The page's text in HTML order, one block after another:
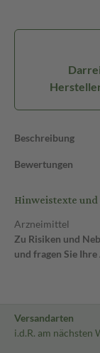
Beschreibung
Bewertungen
Hinweistexte
Arzneimittel
Zu Risiken und
und fragen Sie
Versandarten
i.d.R. am nächsten